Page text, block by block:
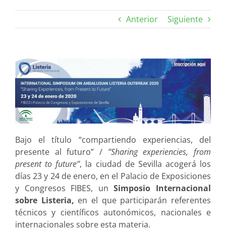
Anterior Siguiente
Bajo el título “compartiendo experiencias, del
presente al futuro” / ”Sharing experiencies, from
present to future”, la ciudad de Sevilla acogerá los
días 23 y 24 de enero, en el Palacio de Exposiciones
y Congresos FIBES, unSimposio Internacional
sobre Listeria, en el que participarán referentes
técnicos y científicos autonómicos, nacionales e
internacionales sobre esta materia.